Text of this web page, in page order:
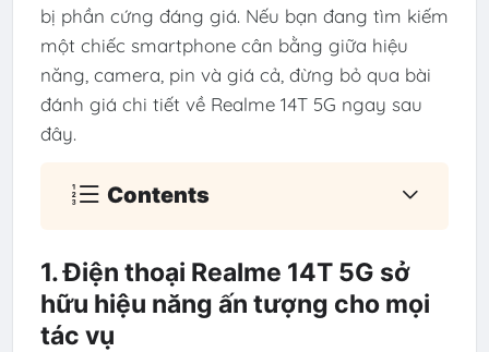
bị phần cứng đáng giá. Nếu bạn đang tìm kiếm
một chiếc smartphone cân bằng giữa hiệu
năng, camera, pin và giá cả, đừng bỏ qua bài
đánh giá chi tiết về Realme 14T 5G ngay sau
đây.
Contents
1. Điện thoại Realme 14T 5G sở
hữu hiệu năng ấn tượng cho mọi
tác vụ